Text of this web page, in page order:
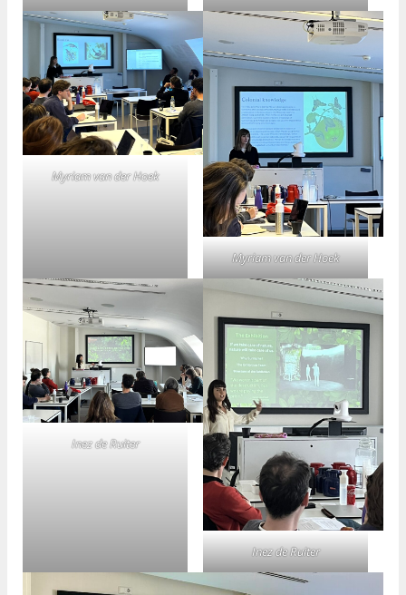
Myriam van der Hoek
Myriam van der Hoek
Inez de Ruiter
Inez de Ruiter